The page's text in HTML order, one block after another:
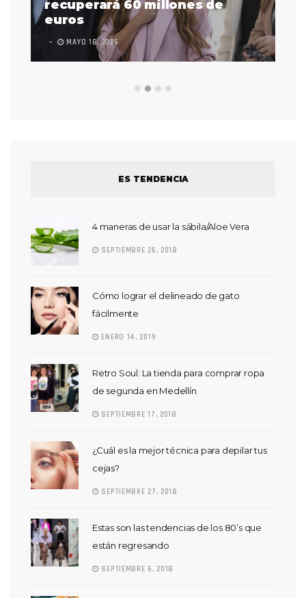
recuperará 60 millones de
euros
MAYO 18, 2026
ES TENDENCIA
4 maneras de usar la sábila/Aloe Vera
SEPTIEMBRE 26, 2018
Cómo lograr el delineado de gato
fácilmente
ENERO 14, 2019
Retro Soul: La tienda para comprar ropa
de segunda en Medellín
SEPTIEMBRE 17, 2018
¿Cuál es la mejor técnica para depilar tus
cejas?
SEPTIEMBRE 27, 2018
Estas son las tendencias de los 80’s que
están regresando
SEPTIEMBRE 6, 2018